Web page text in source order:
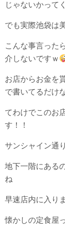
じゃないかって
でも実際池袋は
こんな事言った
介しないですｗ
お店からお金を
で書いてるだけ
てわけでこのお
す！！
サンシャイン通
地下一階にある
ね
早速店内に入り
懐かしの定食屋